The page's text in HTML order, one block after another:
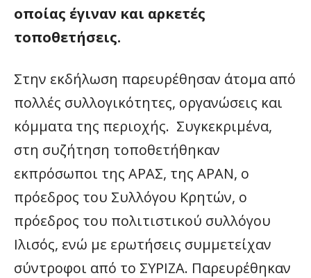
οποίας έγιναν και αρκετές
τοποθετήσεις.
Στην εκδήλωση παρευρέθησαν άτομα από
πολλές συλλογικότητες, οργανώσεις και
κόμματα της περιοχής. Συγκεκριμένα,
στη συζήτηση τοποθετήθηκαν
εκπρόσωποι της ΑΡΑΣ, της ΑΡΑΝ, ο
πρόεδρος του Συλλόγου Κρητών, ο
πρόεδρος του πολιτιστικού συλλόγου
Ιλισός, ενώ με ερωτήσεις συμμετείχαν
σύντροφοι από το ΣΥΡΙΖΑ. Παρευρέθηκαν